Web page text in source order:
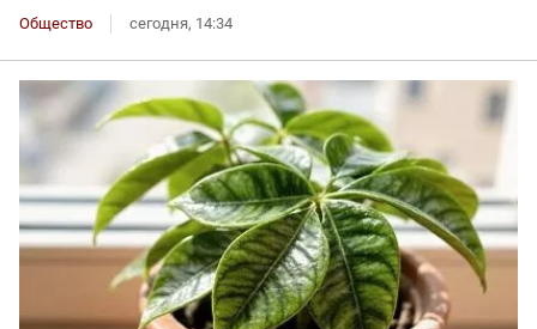
Общество сегодня, 14:34